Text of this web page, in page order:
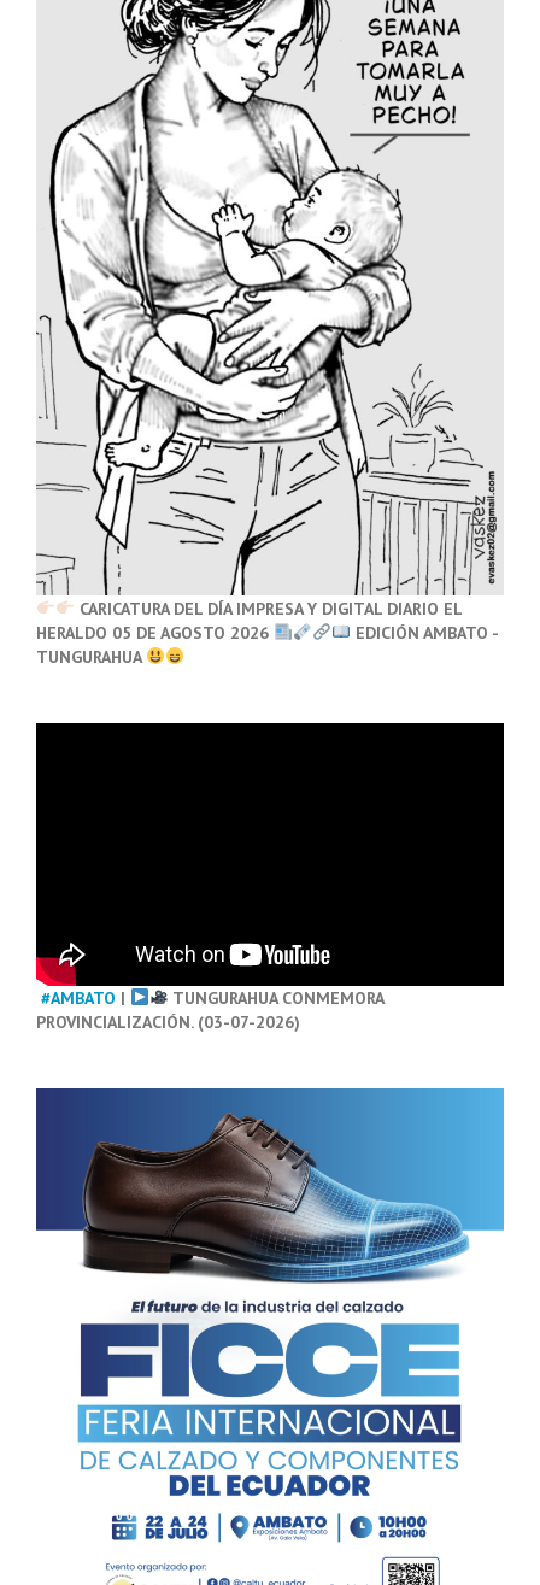
CARICATURA DEL DÍA IMPRESA Y DIGITAL DIARIO EL
HERALDO 05 DE AGOSTO 2026
EDICIÓN AMBATO -
TUNGURAHUA
#AMBATO |
TUNGURAHUA CONMEMORA
PROVINCIALIZACIÓN. (03-07-2026)